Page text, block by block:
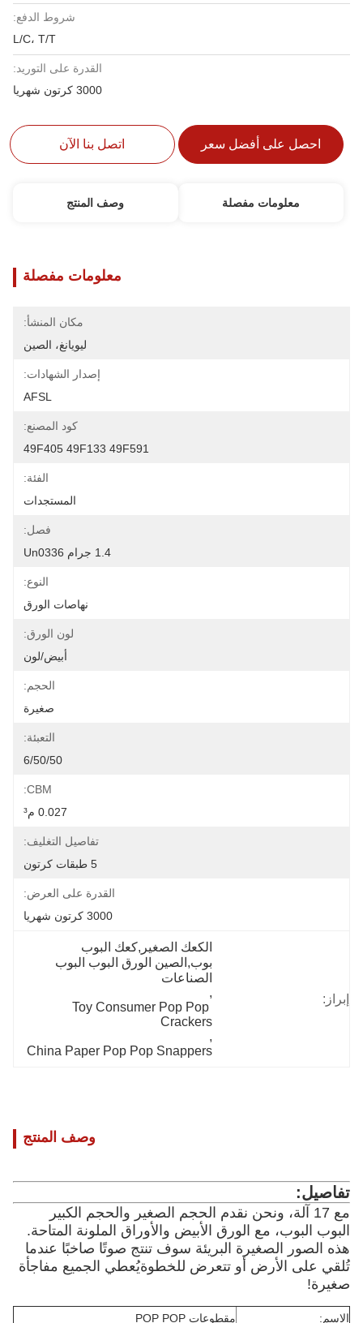
شروط الدفع:
L/C، T/T
القدرة على التوريد:
3000 كرتون شهريا
احصل على أفضل سعر اتصل بنا الآن
معلومات مفصلة وصف المنتج
معلومات مفصلة
مكان المنشأ:
ليويانغ، الصين
إصدار الشهادات:
AFSL
كود المصنع:
49F405 49F133 49F591
الفئة:
المستجدات
فصل:
1.4 جرام Un0336
النوع:
نهاصات الورق
لون الورق:
أبيض/لون
الحجم:
صغيرة
التعبئة:
6/50/50
CBM:
0.027 م³
تفاصيل التغليف:
5 طبقات كرتون
القدرة على العرض:
3000 كرتون شهريا
إبراز:
الصناعات
,
Toy Consumer Pop Pop
Crackers
,
China Paper Pop Pop Snappers
وصف المنتج
تفاصيل:
مع 17 آلة، ونحن نقدم الحجم الصغير والحجم الكبير
البوب البوب، مع الورق الأبيض والأوراق الملونة المتاحة.
هذه الصور الصغيرة البريئة سوف تنتج صوتًا صاخبًا عندما
تُلقي على الأرض أو تتعرض للخطوةيُعطي الجميع مفاجأة
صغيرة!
الاسم: مقطوعات POP POP